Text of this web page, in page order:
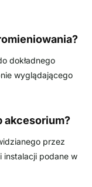
dokładnego
wyglądającego
akcesorium?
przez
instalacji podane w